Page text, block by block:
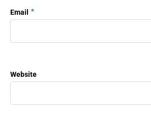
Email *
Website